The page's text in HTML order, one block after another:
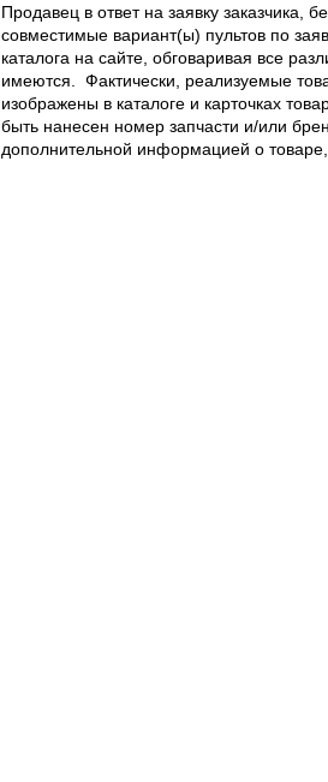
Продавец в ответ на заявку заказчика,
совместимые вариант(ы) пультов по
каталога на сайте, обговаривая все
имеются. Фактически, реализуемые
изображены в каталоге и карточках
быть нанесен номер запчасти и/или
дополнительной информацией о